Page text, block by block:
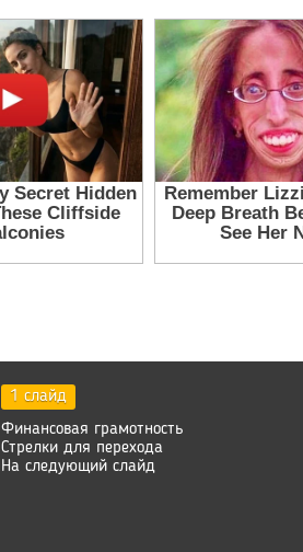
1 слайд
Финансовая грамотность
Стрелки для перехода
На следующий слайд